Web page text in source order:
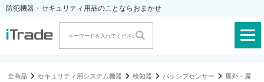
防犯機器・セキュリティ用品のことならおまかせ
全商品 セキュリティ用システム機器 検知器 パッシブセンサー
屋外・屋